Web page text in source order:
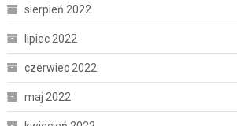
sierpień 2022
lipiec 2022
czerwiec 2022
maj 2022